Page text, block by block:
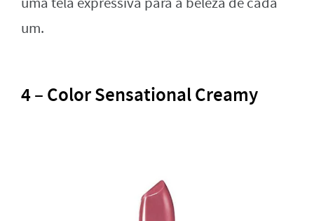
um.
4 – Color Sensational Creamy